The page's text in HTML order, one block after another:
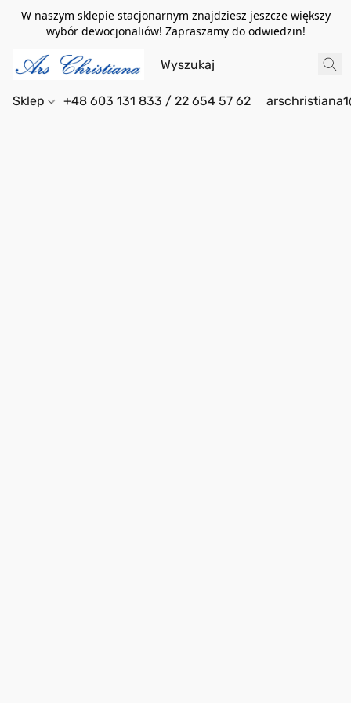
W naszym sklepie stacjonarnym znajdziesz jeszcze większy
wybór dewocjonaliów! Zapraszamy do odwiedzin!
Sklep +48 603 131 833 / 22 654 57 62